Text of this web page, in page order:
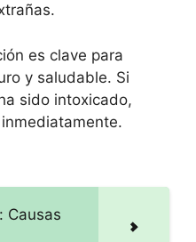
es clave para
y saludable. Si
sido intoxicado,
Causas